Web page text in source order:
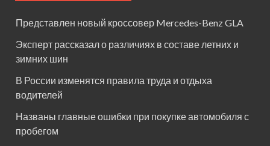
Представлен новый кроссовер Mercedes-Benz GLA
Эксперт рассказал о различиях в составе летних и
зимних шин
В России изменятся правила труда и отдыха
водителей
Названы главные ошибки при покупке автомобиля с
пробегом